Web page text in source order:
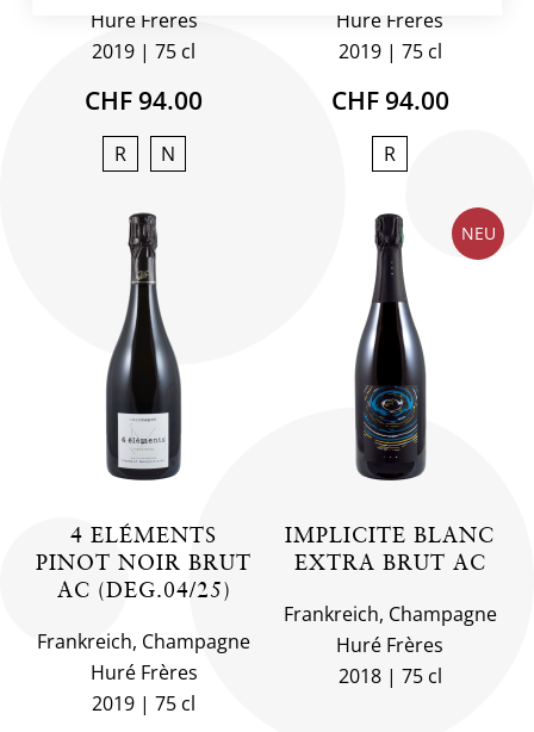
Huré Frères
2019
75 cl
CHF 94.00
R N
Huré Frères
2019
75 cl
CHF 94.00
R
4 ELÉMENTS
PINOT NOIR BRUT
AC (DEG.04/25)
Frankreich, Champagne
Huré Frères
2019
75 cl
NEU
IMPLICITE BLANC
EXTRA BRUT AC
Frankreich, Champagne
Huré Frères
2018
75 cl